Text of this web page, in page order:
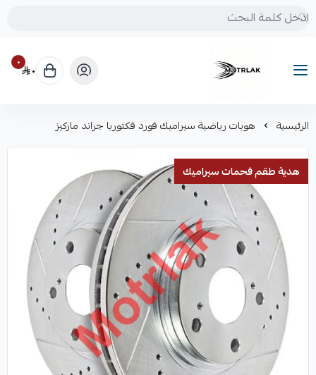
Motrlak
٠ ٠
الرئيسية هوبات رياضية سيراميك فورد فكتوريا جراند ماركيز
هدية طقم فحمات سيراميك